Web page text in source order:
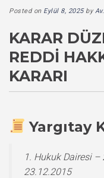
Posted on Eylül 8, 2025by
KARAR
REDDI
KARARI
Yargıtay
1. Hukuk Dairesi
23.12.2015